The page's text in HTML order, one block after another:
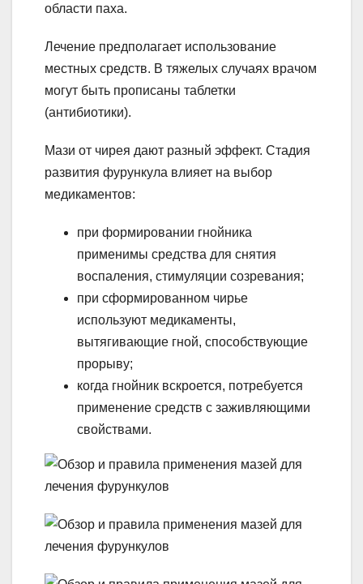
области паха.
Лечение предполагает использование
местных средств. В тяжелых случаях врачом
могут быть прописаны таблетки
(антибиотики).
Мази от чирея дают разный эффект. Стадия
развития фурункула влияет на выбор
медикаментов:
при формировании гнойника
применимы средства для снятия
воспаления, стимуляции созревания;
при сформированном чирье
используют медикаменты,
вытягивающие гной, способствующие
прорыву;
когда гнойник вскроется, потребуется
применение средств с заживляющими
свойствами.